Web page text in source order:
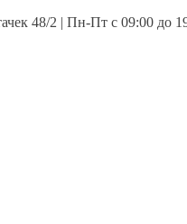
48/2 | Пн-Пт с 09:00 до